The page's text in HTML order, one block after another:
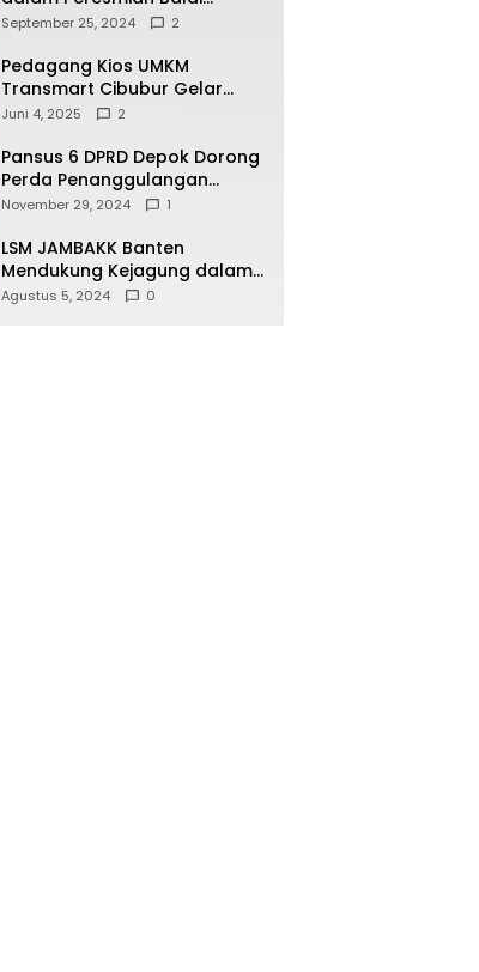
Warga di Sukamaju : Wadah
Aspirasi Masyarakat
September 25, 2024 2
Pedagang Kios UMKM
Transmart Cibubur Gelar
Family Gathering di Cisarua,
Kekompakan
Juni 4, 2025 2
Pansus 6 DPRD Depok Dorong
Perda Penanggulangan
Kebakaran untuk
November 29, 2024 1
LSM JAMBAKK Banten
Mendukung Kejagung dalam
Investigasi Terhadap
Agustus 5, 2024 0